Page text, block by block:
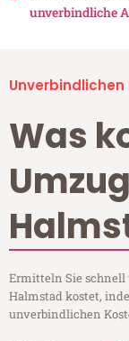
unverbindliche
Was
Ermitteln Sie schnell
Halmstad kostet,
unverbindlichen